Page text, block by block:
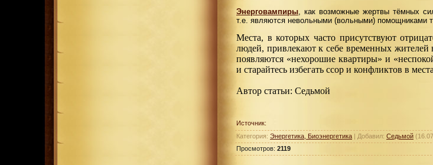
Энерговампиры , как возможные жертвы тёмных
т.е. являются невольными (вольными) помощниками
Места, в которых часто присутствуют
людей, привлекают к себе временных
появляются «нехорошие квартиры» и
и старайтесь избегать ссор и конфликтов в
Автор статьи: Седьмой
Источник:
Категория: Энергетика, Биоэнергетика | Добавил: Седьмой
Просмотров: 2119